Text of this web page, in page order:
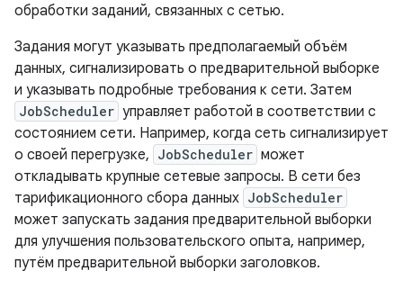
обработки заданий, связанных с сетью.
Задания могут указывать предполагаемый объём
данных, сигнализировать о предварительной выборке
и указывать подробные требования к сети. Затем
JobScheduler управляет работой в соответствии с
состоянием сети. Например, когда сеть сигнализирует
о своей перегрузке, JobScheduler может
откладывать крупные сетевые запросы. В сети без
тарификационного сбора данных JobScheduler
может запускать задания предварительной выборки
для улучшения пользовательского опыта, например,
путём предварительной выборки заголовков.